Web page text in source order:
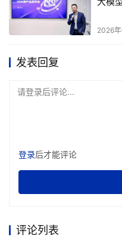
管理的以太网接口等
获大奖的EXABYTE
--更高可靠性、更大容
Exabyte’s Magnum
576GB传输率(压缩
户能以可承受的价格
2026
发表回复
请登录后评论...
登录后才能评论
评论列表